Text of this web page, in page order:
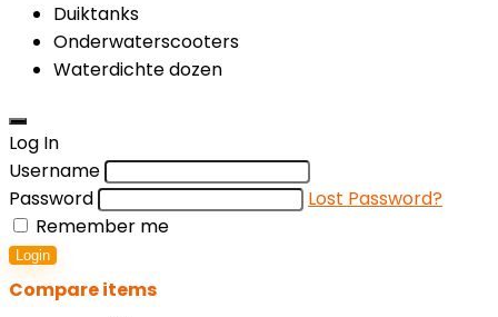
Duiktanks
Onderwaterscooters
Waterdichte dozen
Log In
Username
Password
Lost Password?
Remember me
Login
Compare items